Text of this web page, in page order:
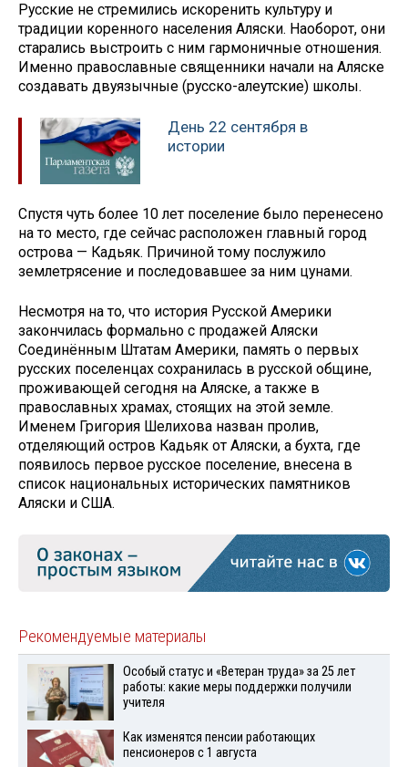
Русские не стремились искоренить культуру и
традиции коренного населения Аляски. Наоборот, они
старались выстроить с ним гармоничные отношения.
Именно православные священники начали на Аляске
создавать двуязычные (русско-алеутские) школы.
День 22 сентября в
истории
Спустя чуть более 10 лет поселение было перенесено
на то место, где сейчас расположен главный город
острова — Кадьяк. Причиной тому послужило
землетрясение и последовавшее за ним цунами.
Несмотря на то, что история Русской Америки
закончилась формально с продажей Аляски
Соединённым Штатам Америки, память о первых
русских поселенцах сохранилась в русской общине,
проживающей сегодня на Аляске, а также в
православных храмах, стоящих на этой земле.
Именем Григория Шелихова назван пролив,
отделяющий остров Кадьяк от Аляски, а бухта, где
появилось первое русское поселение, внесена в
список национальных исторических памятников
Аляски и США.
Рекомендуемые материалы
Особый статус и «Ветеран труда» за 25 лет
работы: какие меры поддержки получили
учителя
Как изменятся пенсии работающих
пенсионеров с 1 августа